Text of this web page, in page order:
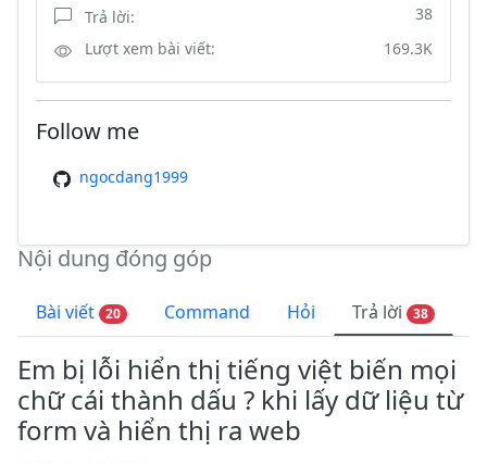
Trả lời:
38
Lượt xem bài viết:
169.3K
Follow me
ngocdang1999
Nội dung đóng góp
Bài viết 20 Command Hỏi Trả lời 38
Em bị lỗi hiển thị tiếng việt biến mọi
chữ cái thành dấu ? khi lấy dữ liệu từ
form và hiển thị ra web